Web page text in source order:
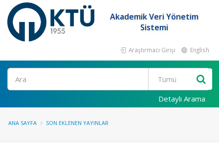
Akademik Veri Yönetim
Sistemi
Araştırmacı Girişi English
Ara
Detaylı Arama
ANA SAYFA SON EKLENEN YAYINLAR